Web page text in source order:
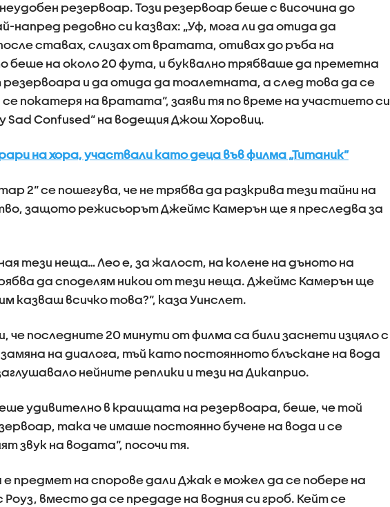
резервоар. Този резервоар беше с височина до
напред редовно си казвах: „Уф, мога ли да отида да
ставах, слизах от вратата, отивах до ръба на
беше на около 20 фута, и буквално трябваше да преметна
резервоара и да отида да тоалетната, а след това да се
покатеря на вратата“, заяви тя по време на участието си
Sad Confused“ на водещия Джош Хоровиц.
на хора, участвали като деца във филма „Титаник”
2“ се пошегува, че не трябва да разкрива тези тайни на
защото режисьорът Джеймс Камерън ще я преследва за
тези неща… Лео е, за жалост, на колене на дъното на
да споделям никои от тези неща. Джеймс Камерън ще
казваш всичко това?“, каза Уинслет.
че последните 20 минути от филма са били заснети изцяло с
на диалога, тъй като постоянното блъскане на вода
нейните реплики и тези на Дикаприо.
удивително в краищата на резервоара, беше, че той
така че имаше постоянно бучене на вода и се
звук на водата“, посочи тя.
предмет на спорове дали Джак е можел да се побере на
вместо да се предаде на водния си гроб. Кейт се